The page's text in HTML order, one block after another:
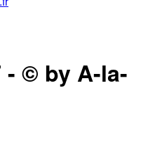
- © by A-la-